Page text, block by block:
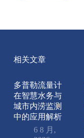
相关文章
多普勒流量计
在智慧水务与
城市内涝监测
中的应用解析
6 8 月,